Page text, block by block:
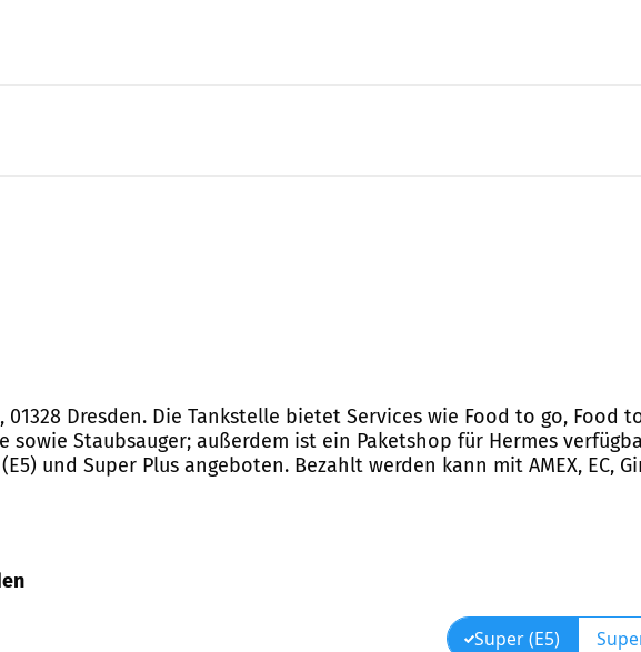
01328 Dresden. Die Tankstelle bietet Services wie Food to go, Food
sowie Staubsauger; außerdem ist ein Paketshop für Hermes
und Super Plus angeboten. Bezahlt werden kann mit AMEX, EC,
Super (E5)